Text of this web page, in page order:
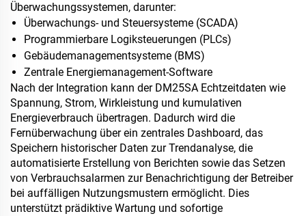
Überwachungssystemen, darunter:
Überwachungs- und Steuersysteme (SCADA)
Programmierbare Logiksteuerungen (PLCs)
Gebäudemanagementsysteme (BMS)
Zentrale Energiemanagement-Software
Nach der Integration kann der DM25SA Echtzeitdaten wie
Spannung, Strom, Wirkleistung und kumulativen
Energieverbrauch übertragen. Dadurch wird die
Fernüberwachung über ein zentrales Dashboard, das
Speichern historischer Daten zur Trendanalyse, die
automatisierte Erstellung von Berichten sowie das Setzen
von Verbrauchsalarmen zur Benachrichtigung der Betreiber
bei auffälligen Nutzungsmustern ermöglicht. Dies
unterstützt prädiktive Wartung und sofortige